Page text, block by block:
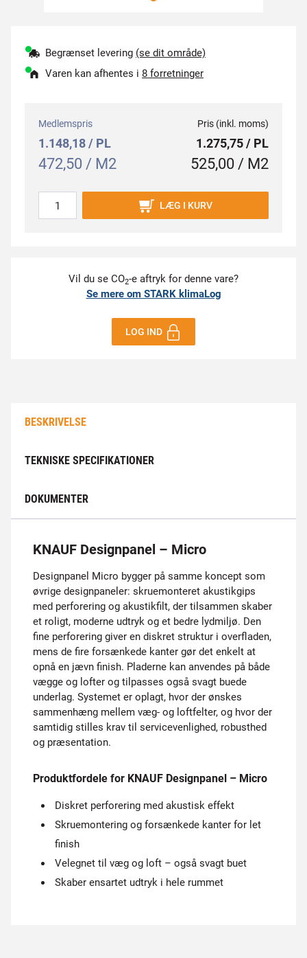
Begrænset levering (se dit område)
Varen kan afhentes i 8 forretninger
Medlemspris
1.148,18 / PL
472,50 / M2
Pris (inkl. moms)
1.275,75 / PL
525,00 / M2
LÆG I KURV
Vil du se CO2-e aftryk for denne vare?
Se mere om STARK klimaLog
LOG IND
BESKRIVELSE
TEKNISKE SPECIFIKATIONER
DOKUMENTER
KNAUF Designpanel – Micro
Designpanel Micro bygger på samme koncept som
øvrige designpaneler: skruemonteret akustikgips
med perforering og akustikfilt, der tilsammen skaber
et roligt, moderne udtryk og et bedre lydmiljø. Den
fine perforering giver en diskret struktur i overfladen,
mens de fire forsænkede kanter gør det enkelt at
opnå en jævn finish. Pladerne kan anvendes på både
vægge og lofter og tilpasses også svagt buede
underlag. Systemet er oplagt, hvor der ønskes
sammenhæng mellem væg- og loftfelter, og hvor der
samtidig stilles krav til servicevenlighed, robusthed
og præsentation.
Produktfordele for KNAUF Designpanel – Micro
Diskret perforering med akustisk effekt
Skruemontering og forsænkede kanter for let
finish
Velegnet til væg og loft – også svagt buet
Skaber ensartet udtryk i hele rummet